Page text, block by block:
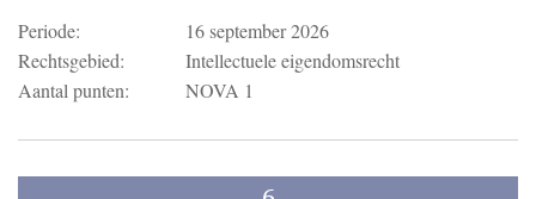
Periode:
16 september 2026
Rechtsgebied:
Intellectuele eigendomsrecht
Aantal punten:
NOVA 1